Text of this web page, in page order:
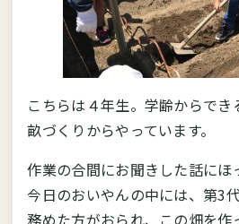
こちらは４年生。学齢からでき
畝づくりからやっています。
作業の合間にお聞きした話にほ
今日のおいやんの中には、第3